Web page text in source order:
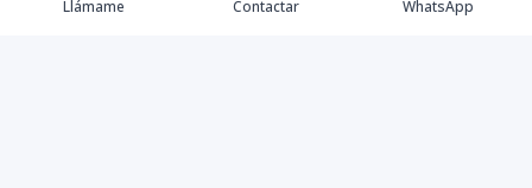
Llámame Contactar WhatsApp